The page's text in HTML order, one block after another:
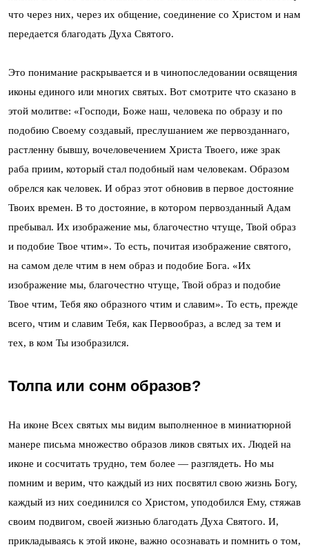
что через них, через их общение, соединение со Христом и нам
передается благодать Духа Святого.
Это понимание раскрывается и в чинопоследовании освящения
иконы единого или многих святых. Вот смотрите что сказано в
этой молитве: «Господи, Боже наш, человека по образу и по
подобию Своему создавый, преслушанием же первозданнаго,
растленну бывшу, вочеловечением Христа Твоего, иже зрак
раба приим, который стал подобный нам человекам. Образом
обрелся как человек. И образ этот обновив в первое достояние
Твоих времен. В то достояние, в котором первозданный Адам
пребывал. Их изображение мы, благочестно чтуще, Твой образ
и подобие Твое чтим». То есть, почитая изображение святого,
на самом деле чтим в нем образ и подобие Бога. «Их
изображение мы, благочестно чтуще, Твой образ и подобие
Твое чтим, Тебя яко образного чтим и славим». То есть, прежде
всего, чтим и славим Тебя, как Первообраз, а вслед за тем и
тех, в ком Ты изобразился.
Толпа или сонм образов?
На иконе Всех святых мы видим выполненное в миниатюрной
манере письма множество образов ликов святых их. Людей на
иконе и сосчитать трудно, тем более — разглядеть. Но мы
помним и верим, что каждый из них посвятил свою жизнь Богу,
каждый из них соединился со Христом, уподобился Ему, стяжав
своим подвигом, своей жизнью благодать Духа Святого. И,
прикладываясь к этой иконе, важно осознавать и помнить о том,